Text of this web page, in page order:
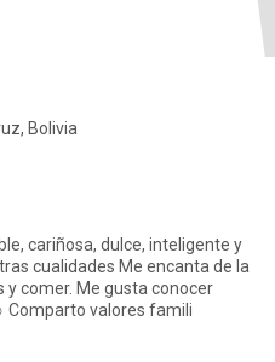
Bolivia
cariñosa, dulce, inteligente y
y comer. Me gusta conocer
Comparto valores famili